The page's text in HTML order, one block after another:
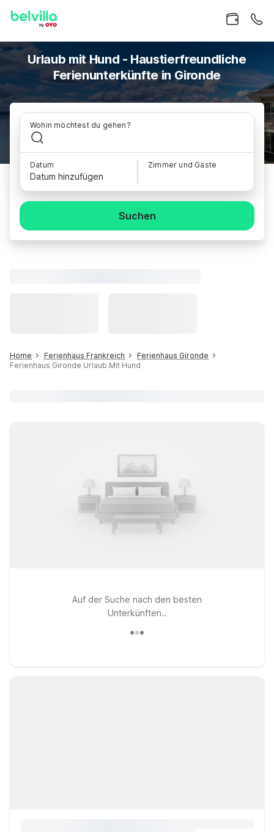
Urlaub mit Hund - Haustierfreundliche
Ferienunterkünfte in Gironde
Wohin möchtest du gehen?
Datum
Datum hinzufügen
Zimmer und Gäste
Suchen
Home Ferienhaus Frankreich
Ferienhaus Gironde
Ferienhaus Gironde Urlaub Mit Hund
Auf der Suche nach den besten
Unterkünften..